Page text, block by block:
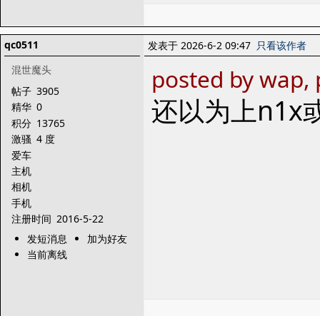
qc0511
混世魔头
帖子 3905
精华 0
积分 13765
激骚 4 度
爱车
主机
相机
手机
注册时间 2016-5-22
发短消息
加为好友
当前离线
发表于 2026-6-2 09:47 只看该作者
posted by
还以为上n1x